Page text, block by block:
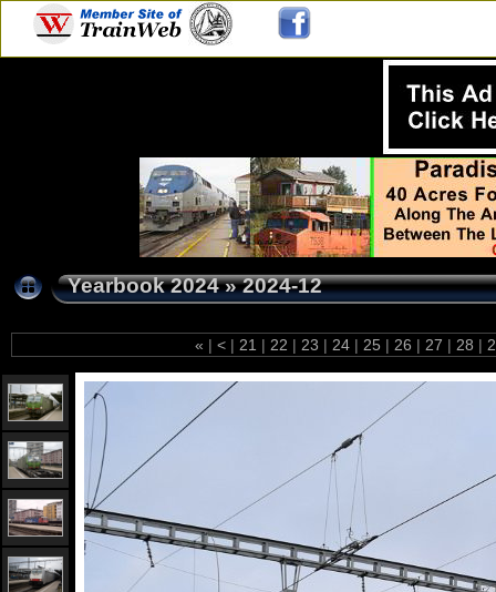
Yearbook 2024»2024-12
« | < | 21 | 22 | 23 | 24 | 25 | 26 | 27 | 28 |